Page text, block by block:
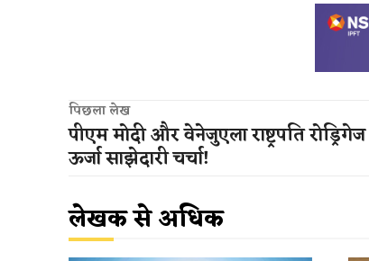
पिछला लेख
पीएम मोदी और वेनेजुएला राष्ट्रपति
ऊर्जा साझेदारी चर्चा!
लेखक से अधिक